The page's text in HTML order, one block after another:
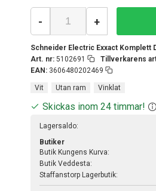
Schneider Electric Exxact Komplett
Art. nr: 5102691 Tillverkarens
EAN: 3606480202469
- +
Vit Utan ram Vinklat
Skickas inom 24 timmar!
Lagersaldo:
Butiker
Butik Kungens Kurva:
Butik Veddesta:
Staffanstorp Lagerbutik: